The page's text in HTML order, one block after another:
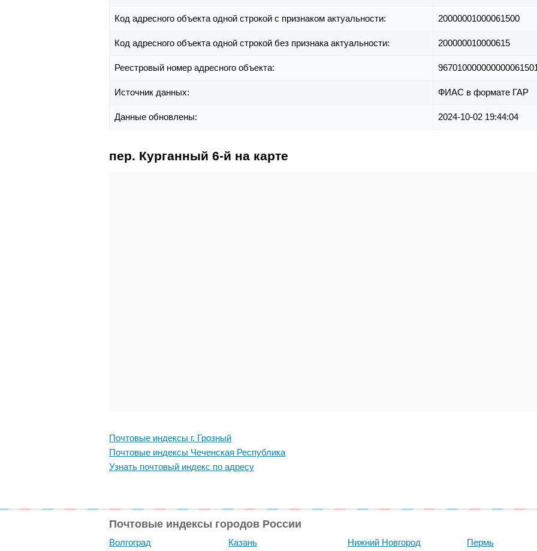
Код адресного объекта одной строкой с признаком актуальности: 20000001000061500
Код адресного объекта одной строкой без признака актуальности: 200000010000615
Реестровый номер адресного объекта:
Источник данных: ФИАС в формате ГАР
Данные обновлены: 2024-10-02 19:44:04
пер. Курганный 6-й на карте
Почтовые индексы г. Грозный
Почтовые индексы Чеченская Республика
Узнать почтовый индекс по адресу
Почтовые индексы городов России
Волгоград Казань Нижний Новгород Пермь